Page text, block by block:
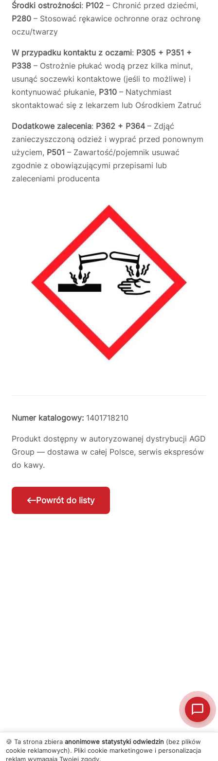
Środki ostrożności: P102 – Chronić przed dziećmi,
P280 – Stosować rękawice ochronne oraz ochronę
oczu/twarzy
W przypadku kontaktu z oczami: P305 + P351 +
P338 – Ostrożnie płukać wodą przez kilka minut,
usunąć soczewki kontaktowe (jeśli to możliwe) i
kontynuować płukanie, P310 – Natychmiast
skontaktować się z lekarzem lub Ośrodkiem Zatruć
Dodatkowe zalecenia: P362 + P364 – Zdjąć
zanieczyszczoną odzież i wyprać przed ponownym
użyciem, P501 – Zawartość/pojemnik usuwać
zgodnie z obowiązującymi przepisami lub
zaleceniami producenta
Numer katalogowy: 1401718210
Produkt dostępny w autoryzowanej dystrybucji AGD
Group — dostawa w całej Polsce, serwis ekspresów
do kawy.
Powrót do listy
🍪 Ta strona zbiera anonimowe statystyki odwiedzin (bez plików
cookie reklamowych). Pliki cookie marketingowe i personalizacja
reklam wymagają Twojej zgody.